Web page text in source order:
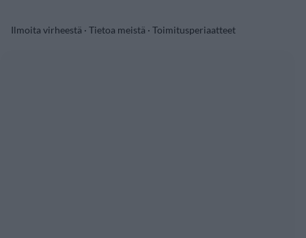
Ilmoita virheestä · Tietoa meistä · Toimitusperiaatteet